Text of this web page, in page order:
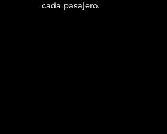
cada pasajero.